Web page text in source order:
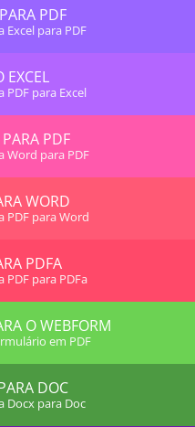
PDF
Excel para PDF
EXCEL
PDF para Excel
PDF
Word para PDF
WORD
PDF para Word
PDFA
PDF para PDFa
O WEBFORM
em PDF
DOC
Docx para Doc